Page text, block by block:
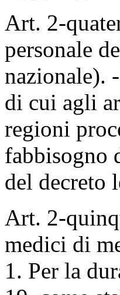
Art. 2-
personale
nazionale).
di cui agli
regioni
fabbisogno
del decreto
Art. 2-
medici di
1. Per la